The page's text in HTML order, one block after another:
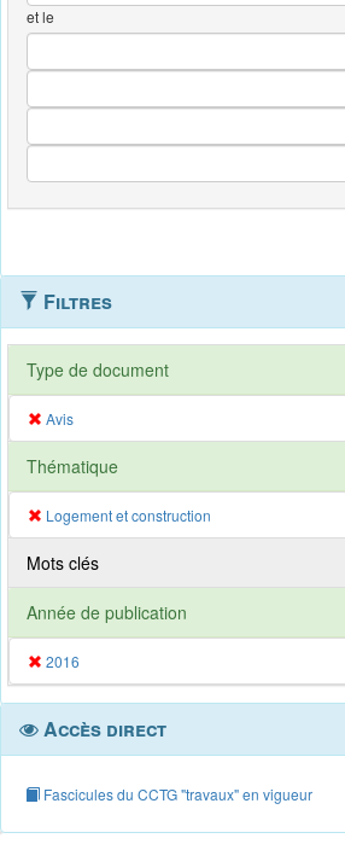
et le
Filtres
Type de document
Avis
Thématique
Logement et construction
Mots clés
Année de publication
2016
Accès direct
Fascicules du CCTG "travaux" en vigueur